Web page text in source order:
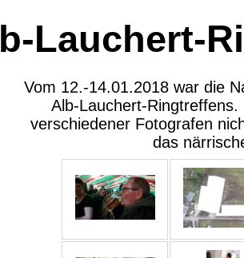
Lauchert-
Vom 12.-14.01.2018 war die
Alb-Lauchert-
verschiedener Fotografen
das